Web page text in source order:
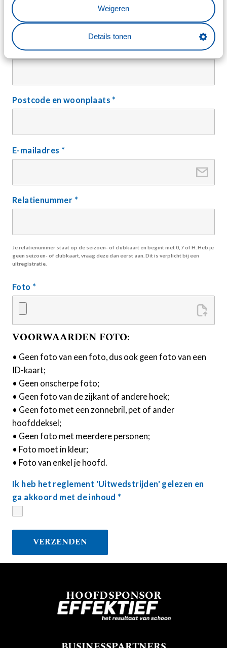
Weigeren
Details tonen
Straat en huisnummer*
Postcode en woonplaats *
E-mailadres *
Relatienummer *
Je relatienummer staat op de seizoen- of clubkaart en begint met 0, 7 of H. Heb je
geen seizoen- of clubkaart, vraag deze dan eerst aan. Dit is verplicht bij een
uitregistratie.
Foto *
VOORWAARDEN FOTO:
• Geen foto van een foto, dus ook geen foto van een
ID-kaart;
• Geen onscherpe foto;
• Geen foto van de zijkant of andere hoek;
• Geen foto met een zonnebril, pet of ander
hoofddeksel;
• Geen foto met meerdere personen;
• Foto moet in kleur;
• Foto van enkel je hoofd.
Ik heb het reglement 'Uitwedstrijden' gelezen en
ga akkoord met de inhoud *
HOOFDSPONSOR